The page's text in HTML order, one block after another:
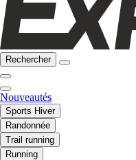
Rechercher
Nouveautés
Sports Hiver
Randonnée
Trail running
Running